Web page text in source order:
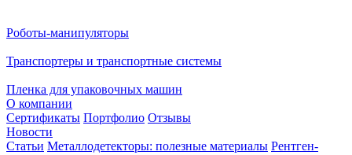
Роботы-манипуляторы
Транспортеры и транспортные системы
Пленка для упаковочных машин
О компании
Сертификаты Портфолио Отзывы
Новости
Статьи Металлодетекторы: полезные материалы Рентген-